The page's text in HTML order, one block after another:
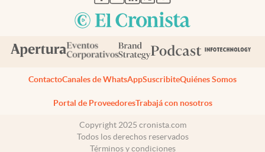
ContactoCanales de WhatsAppSuscribiteQuiénes Somos
Portal de ProveedoresTrabajá con nosotros
Copyright 2025 cronista.com
Todos los derechos reservados
Términos y condiciones